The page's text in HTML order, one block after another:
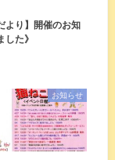
より】開催のお知
した》
お知らせ